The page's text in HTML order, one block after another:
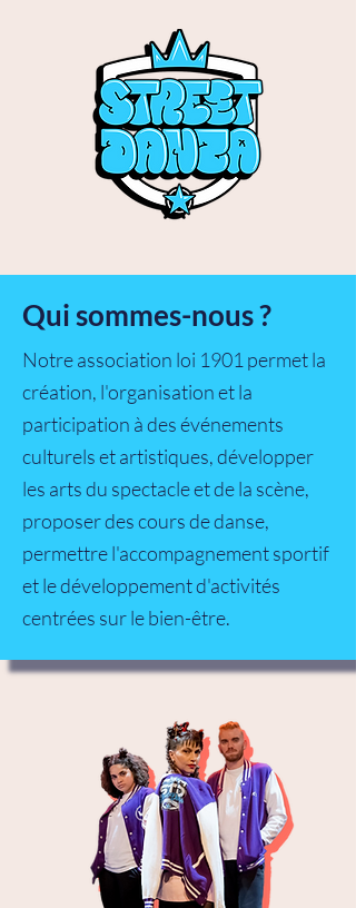
Qui sommes-nous ?
Notre association loi 1901 permet la
création, l'organisation et la
participation à des événements
culturels et artistiques, développer
les arts du spectacle et de la scène,
proposer des cours de danse,
permettre l'accompagnement sportif
et le développement d'activités
centrées sur le bien-être.